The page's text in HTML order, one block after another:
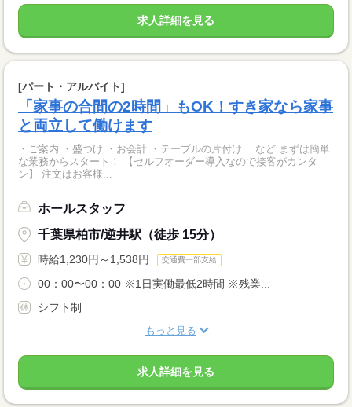
求人詳細を見る
[パート・アルバイト]
「家事の合間の2時間」もOK！すき家なら家事
と両立して働けます
・ご案内 ・盛つけ ・お会計 ・テーブルの片付け など まずは簡単
な業務からスタート！ 【セルフオーダー導入なので接客がカンタ
ン】 注文はお客様...
ホールスタッフ
千葉県柏市/逆井駅（徒歩 15分）
時給1,230円～1,538円 交通費一部支給
00：00〜00：00 ※1日実働最低2時間 ※残業...
シフト制
もっと見る
求人詳細を見る